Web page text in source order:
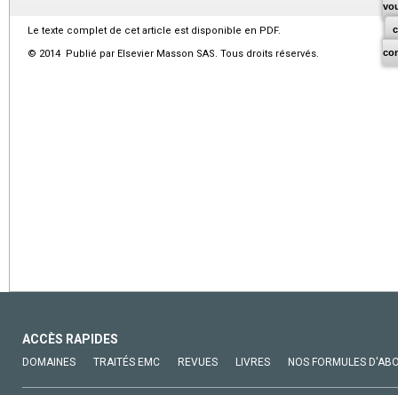
Le texte complet de cet article est disponible en PDF.
© 2014 Publié par Elsevier Masson SAS. Tous droits réservés.
ACCÈS RAPIDES
DOMAINES TRAITÉS EMC REVUES LIVRES NOS FORMULES